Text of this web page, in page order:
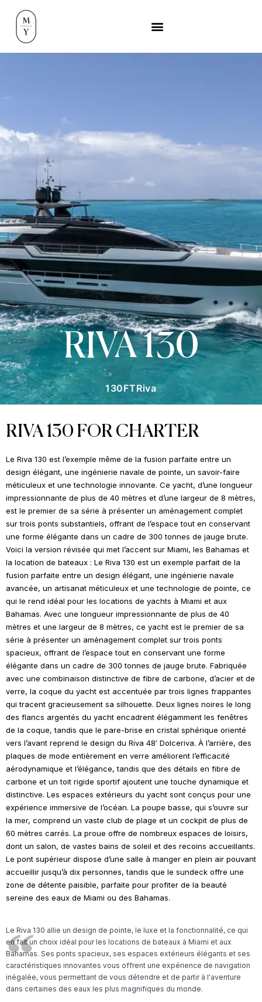
RIVA 130
130FTRiva
RIVA 130 FOR CHARTER
Le Riva 130 est l’exemple même de la fusion parfaite entre un
design élégant, une ingénierie navale de pointe, un savoir-faire
méticuleux et une technologie innovante. Ce yacht, d’une longueur
impressionnante de plus de 40 mètres et d’une largeur de 8 mètres,
est le premier de sa série à présenter un aménagement complet
sur trois ponts substantiels, offrant de l’espace tout en conservant
une forme élégante dans un cadre de 300 tonnes de jauge brute.
Voici la version révisée qui met l’accent sur Miami, les Bahamas et
la location de bateaux : Le Riva 130 est un exemple parfait de la
fusion parfaite entre un design élégant, une ingénierie navale
avancée, un artisanat méticuleux et une technologie de pointe, ce
qui le rend idéal pour les locations de yachts à Miami et aux
Bahamas. Avec une longueur impressionnante de plus de 40
mètres et une largeur de 8 mètres, ce yacht est le premier de sa
série à présenter un aménagement complet sur trois ponts
spacieux, offrant de l’espace tout en conservant une forme
élégante dans un cadre de 300 tonnes de jauge brute. Fabriquée
avec une combinaison distinctive de fibre de carbone, d’acier et de
verre, la coque du yacht est accentuée par trois lignes frappantes
qui tracent gracieusement sa silhouette. Deux lignes noires le long
des flancs argentés du yacht encadrent élégamment les fenêtres
de la coque, tandis que le pare-brise en cristal sphérique orienté
vers l’avant reprend le design du Riva 48′ Dolceriva. À l’arrière, des
plaques de mode entièrement en verre améliorent l’efficacité
aérodynamique et l’élégance, tandis que des détails en fibre de
carbone et un toit rigide sportif ajoutent une touche dynamique et
distinctive. Les espaces extérieurs du yacht sont conçus pour une
expérience immersive de l’océan. La poupe basse, qui s’ouvre sur
la mer, comprend un vaste club de plage et un cockpit de plus de
60 mètres carrés. La proue offre de nombreux espaces de loisirs,
dont un salon, de vastes bains de soleil et des recoins accueillants.
Le pont supérieur dispose d’une salle à manger en plein air pouvant
accueillir jusqu’à dix personnes, tandis que le sundeck offre une
zone de détente paisible, parfaite pour profiter de la beauté
sereine des eaux de Miami ou des Bahamas.
Le Riva 130 allie un design de pointe, le luxe et la fonctionnalité, ce qui
en fait un choix idéal pour les locations de bateaux à Miami et aux
Bahamas. Ses ponts spacieux, ses espaces extérieurs élégants et ses
caractéristiques innovantes vous offrent une expérience de navigation
inégalée, vous permettant de vous détendre et de partir à l'aventure
dans certaines des eaux les plus magnifiques du monde.